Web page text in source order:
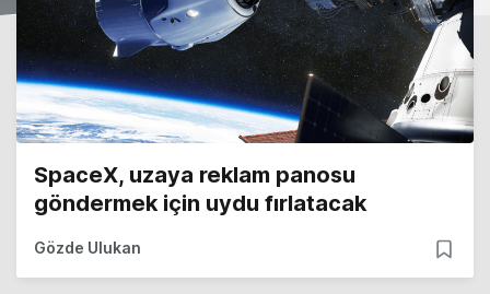
SpaceX, uzaya reklam panosu
göndermek için uydu fırlatacak
Gözde Ulukan